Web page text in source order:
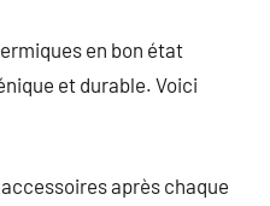
en bon état
et durable. Voici
après chaque